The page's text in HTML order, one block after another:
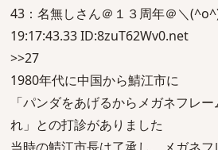
43：名無しさん＠１３周年＠＼
19:17:43.33 ID:8zuT62Wv0.net
>>27
1980年代に中国から鯖江市に
「パンダをあげるからメガネフレ
れ」との打診がありました